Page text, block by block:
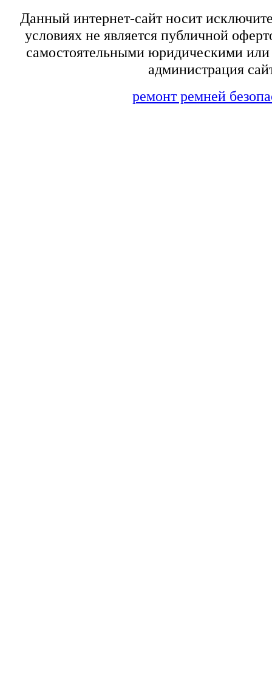
Данный интернет-сайт носит
условиях не является публичной
самостоятельными юридическими
администрация
ремонт ремней